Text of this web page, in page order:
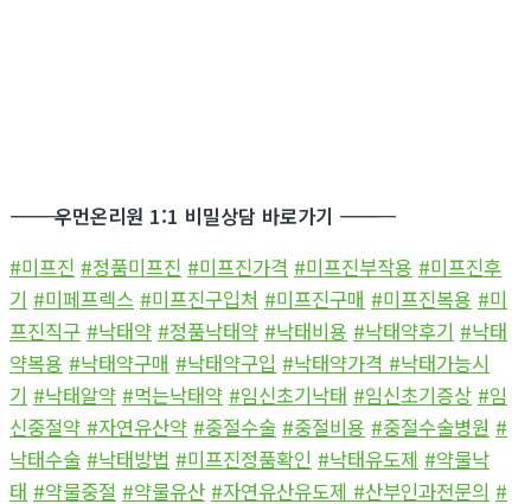
―――――――――――우먼온리원 1:1 비밀상담 바로가기 ―――――――――――
#미프진 #정품미프진 #미프진가격 #미프진부작용 #미프진후
기 #미페프렉스 #미프진구입처 #미프진구매 #미프진복용 #미
프진직구 #낙태약 #정품낙태약 #낙태비용 #낙태약후기 #낙태
약복용 #낙태약구매 #낙태약구입 #낙태약가격 #낙태가능시
기 #낙태알약 #먹는낙태약 #임신초기낙태 #임신초기증상 #임
신중절약 #자연유산약 #중절수술 #중절비용 #중절수술병원 #
낙태수술 #낙태방법 #미프진정품확인 #낙태유도제 #약물낙
태 #약물중절 #약물유산 #자연유산유도제 #산부인과전문의 #